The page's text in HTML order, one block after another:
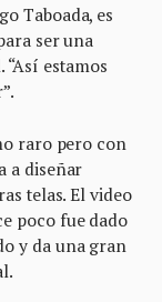
Taboada, es
ser una
estamos
raro pero con
a diseñar
telas. El video
poco fue dado
y da una gran